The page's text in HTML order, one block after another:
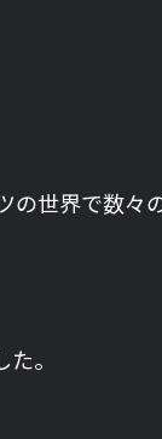
世界で数々
。